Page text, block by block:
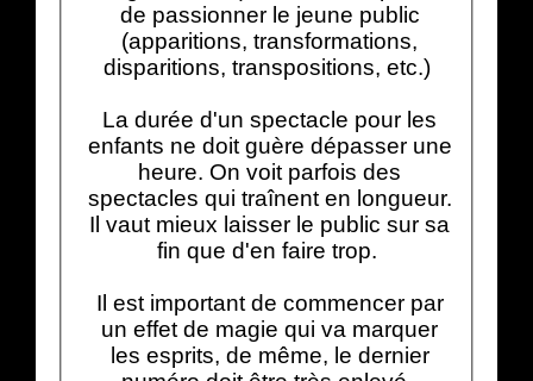
de passionner le jeune public
(apparitions, transformations,
disparitions, transpositions, etc.)
La durée d'un spectacle pour les
enfants ne doit guère dépasser une
heure. On voit parfois des
spectacles qui traînent en longueur.
Il vaut mieux laisser le public sur sa
fin que d'en faire trop.
Il est important de commencer par
un effet de magie qui va marquer
les esprits, de même, le dernier